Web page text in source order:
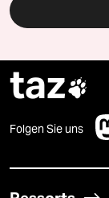
taz
Folgen Sie uns